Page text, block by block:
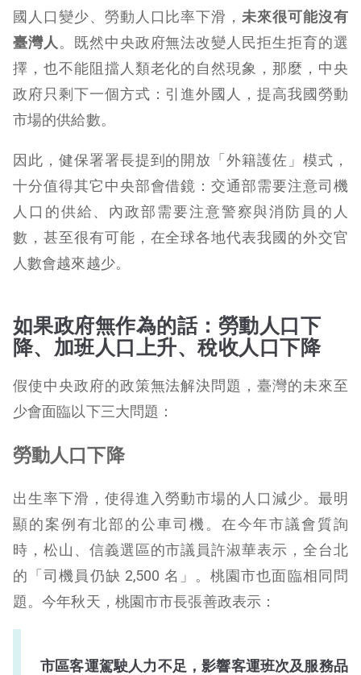
國人口變少、勞動人口比率下滑， 未來很可能沒有
臺灣人 。既然中央政府無法改變人民拒生拒育的選
擇，也不能阻擋人類老化的自然現象，那麼，中央
政府只剩下一個方式：引進外國人，提高我國勞動
市場的供給數。
因此，健保署署長提到的開放「外籍護佐」模式，
十分值得其它中央部會借鏡：交通部需要注意司機
人口的供給、內政部需要注意警察與消防員的人
數，甚至很有可能，在全球各地代表我國的外交官
人數會越來越少。
如果政府無作為的話：勞動人口下
降、加班人口上升、稅收人口下降
假使中央政府的政策無法解決問題，臺灣的未來至
少會面臨以下三大問題：
勞動人口下降
出生率下滑，使得進入勞動市場的人口減少。最明
顯的案例有北部的公車司機。在今年市議會質詢
時，松山、信義選區的市議員許淑華表示，全台北
的「司機員仍缺 2,500 名」。桃園市也面臨相同問
題。今年秋天，桃園市市長張善政表示：
市區客運駕駛人力不足，影響客運班次及服務品